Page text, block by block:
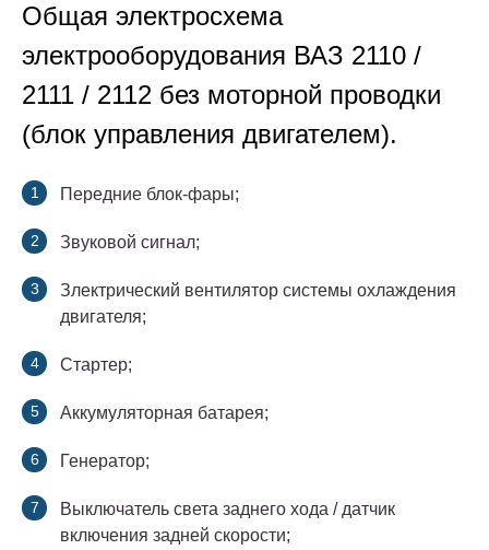
Общая электросхема
электрооборудования ВАЗ 2110 /
2111 / 2112 без моторной проводки
(блок управления двигателем).
Передние блок-фары;
Звуковой сигнал;
Злектрический вентилятор системы охлаждения
двигателя;
Стартер;
Аккумуляторная батарея;
Генератор;
Выключатель света заднего хода / датчик
включения задней скорости;